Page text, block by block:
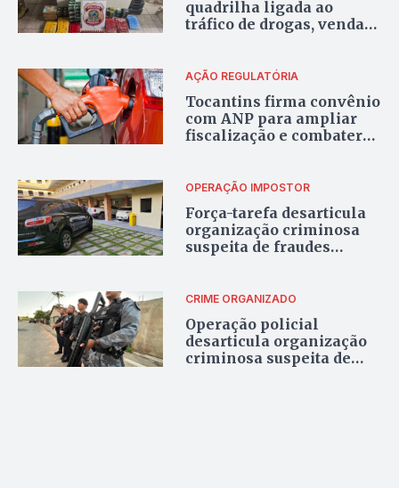
quadrilha ligada ao
tráfico de drogas, venda
AÇÃO REGULATÓRIA
Tocantins firma convênio
com ANP para ampliar
fiscalização e combater
OPERAÇÃO IMPOSTOR
Força-tarefa desarticula
organização criminosa
suspeita de fraudes
CRIME ORGANIZADO
Operação policial
desarticula organização
criminosa suspeita de